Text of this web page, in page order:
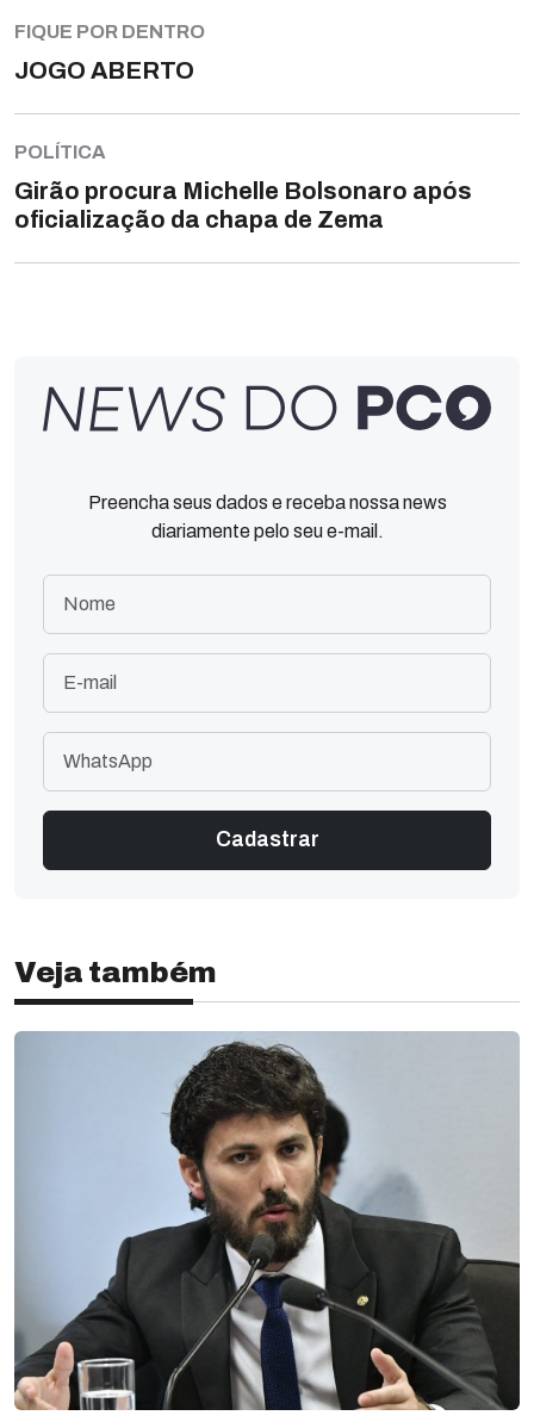
FIQUE POR DENTRO
JOGO ABERTO
POLÍTICA
Girão procura Michelle Bolsonaro após
oficialização da chapa de Zema
Preencha seus dados e receba nossa news
diariamente pelo seu e-mail.
Veja também